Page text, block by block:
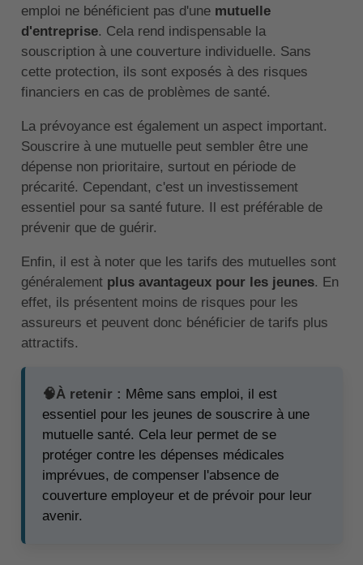
emploi ne bénéficient pas d'une mutuelle
d'entreprise. Cela rend indispensable la
souscription à une couverture individuelle. Sans
cette protection, ils sont exposés à des risques
financiers en cas de problèmes de santé.
La prévoyance est également un aspect important.
Souscrire à une mutuelle peut sembler être une
dépense non prioritaire, surtout en période de
précarité. Cependant, c'est un investissement
essentiel pour sa santé future. Il est préférable de
prévenir que de guérir.
Enfin, il est à noter que les tarifs des mutuelles sont
généralement plus avantageux pour les jeunes. En
effet, ils présentent moins de risques pour les
assureurs et peuvent donc bénéficier de tarifs plus
attractifs.
🧠À retenir : Même sans emploi, il est
essentiel pour les jeunes de souscrire à une
mutuelle santé. Cela leur permet de se
protéger contre les dépenses médicales
imprévues, de compenser l'absence de
couverture employeur et de prévoir pour leur
avenir.